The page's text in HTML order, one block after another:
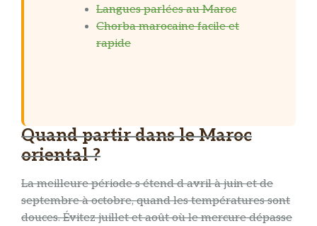
Langues parlées au Maroc
Chorba marocaine facile et
rapide
Quand partir dans le Maroc
oriental ?
La meilleure période s étend d avril à juin et de
septembre à octobre, quand les températures sont
douces. Évitez juillet et août où le mercure dépasse